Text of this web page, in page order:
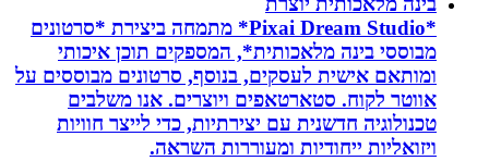
*Pixai Dream Studio* מתמחה ביצירת *סרטונים
מבוססי בינה מלאכותית*, המספקים תוכן איכותי
ומותאם אישית לעסקים, בנוסף, סרטונים מבוססים על
אווטר לקוח. סטארטאפים ויוצרים. אנו משלבים
טכנולוגיה חדשנית עם יצירתיות, כדי לייצר חוויות
ויזואליות ייחודיות ומעוררות השראה.